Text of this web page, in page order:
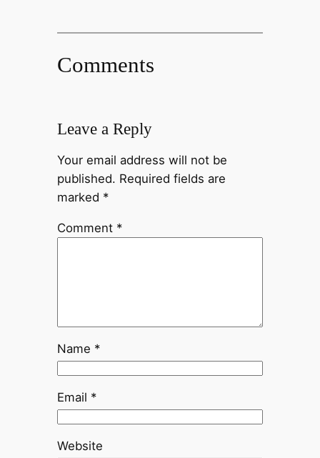
Comments
Leave a Reply
Your email address will not be
published. Required fields are
marked *
Comment *
Name *
Email *
Website